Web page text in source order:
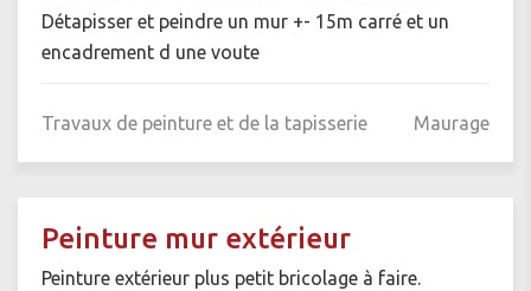
Détapisser et peindre un mur +- 15m carré et un
encadrement d une voute
Travaux de peinture et de la tapisserie Maurage
Peinture mur extérieur
Peinture extérieur plus petit bricolage à faire.